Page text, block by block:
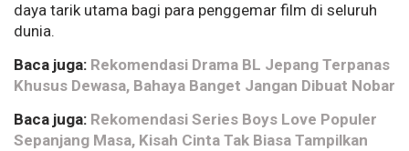
daya tarik utama bagi para penggemar film di seluruh
dunia.
Baca juga: Rekomendasi Drama BL Jepang Terpanas
Khusus Dewasa, Bahaya Banget Jangan Dibuat Nobar
Baca juga: Rekomendasi Series Boys Love Populer
Sepanjang Masa, Kisah Cinta Tak Biasa Tampilkan